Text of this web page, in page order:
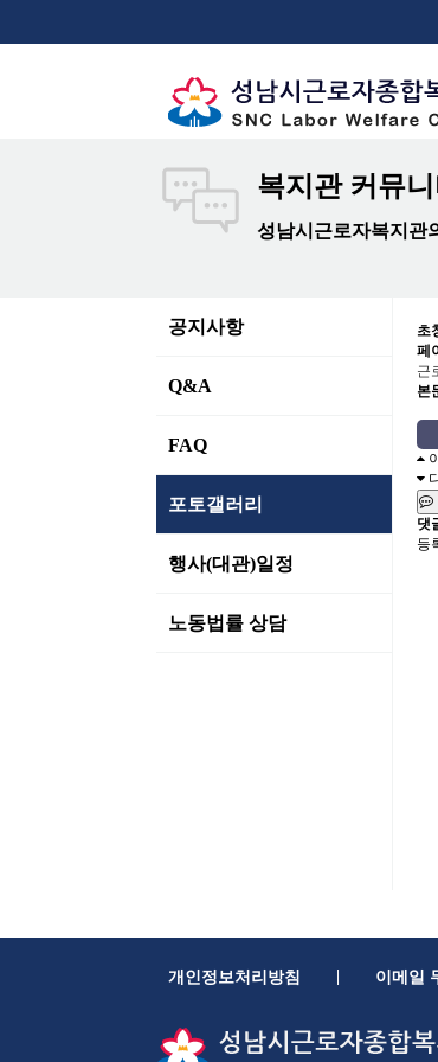
복지관 커뮤니
성남시근로자복지관
공지사항
Q&A
FAQ
포토갤러리
행사(대관)일정
노동법률 상담
초
페
근
본
댓
등
개인정보처리방침 이메일